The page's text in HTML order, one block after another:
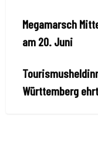
Megamarsch
am 20. Juni
Württemberg